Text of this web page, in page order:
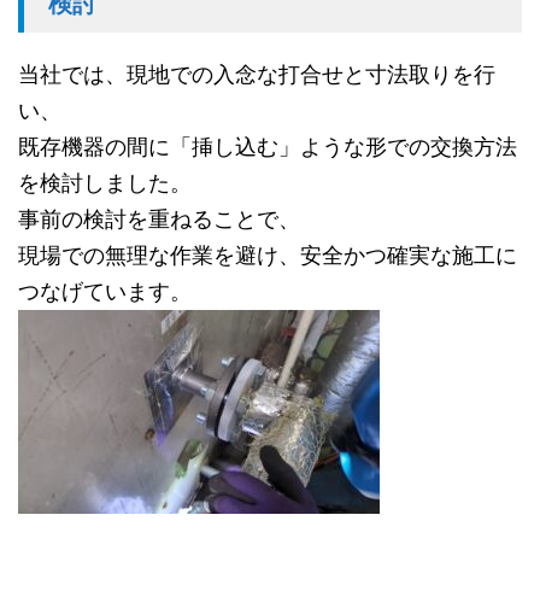
当社では、現地での入念な打合せと寸法取りを行
い、
既存機器の間に「挿し込む」ような形での交換方法
を検討しました。
事前の検討を重ねることで、
現場での無理な作業を避け、安全かつ確実な施工に
つなげています。